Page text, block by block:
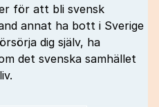
för att bli svensk
annat ha bott i Sverige
dig själv, ha
det svenska samhället